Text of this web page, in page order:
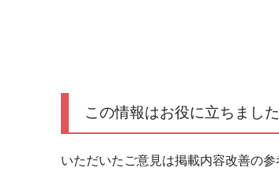
この情報はお役に立ちまし
いただいたご意見は掲載内容改善の